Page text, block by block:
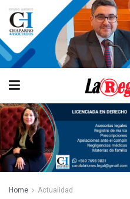
Home Actualidad